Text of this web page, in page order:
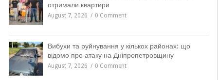
отримали квартири
August 7, 2026 0 Comment
Вибухи та руйнування у кількох районах: що
відомо про атаку на Дніпропетровщину
August 7, 2026 0 Comment